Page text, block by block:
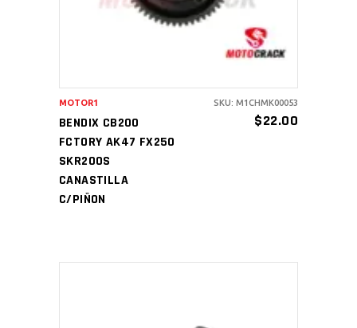
BENDIX CB200
FCTORY AK47 FX250
SKR200S
CANASTILLA
C/PIÑON
$22.00
MOTOR1 SKU: M1CHMK00053